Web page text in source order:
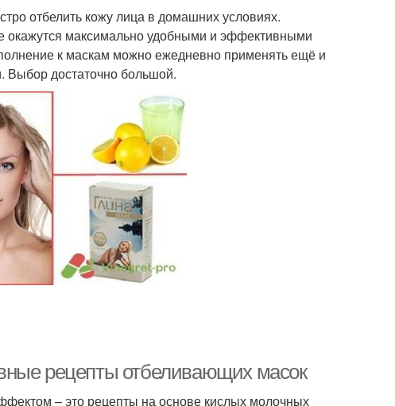
отбелить кожу лица в домашних условиях.
окажутся максимально удобными и эффективными
к маскам можно ежедневно применять ещё и
Выбор достаточно большой.
рецепты отбеливающих масок
– это рецепты на основе кислых молочных